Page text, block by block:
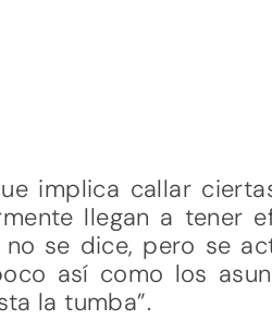
implica callar
llegan a tener
se dice, pero se
así como los
la tumba”.